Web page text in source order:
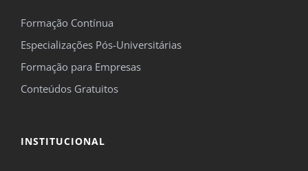
Formação Contínua
Especializações Pós-Universitárias
Formação para Empresas
Conteúdos Gratuitos
INSTITUCIONAL
Concordo em ser contactado pela FormaçãOnline para me